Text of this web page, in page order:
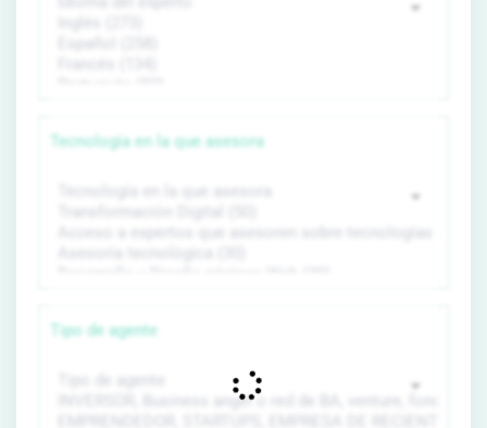
Tecnología en la que asesora
Tipo de agente